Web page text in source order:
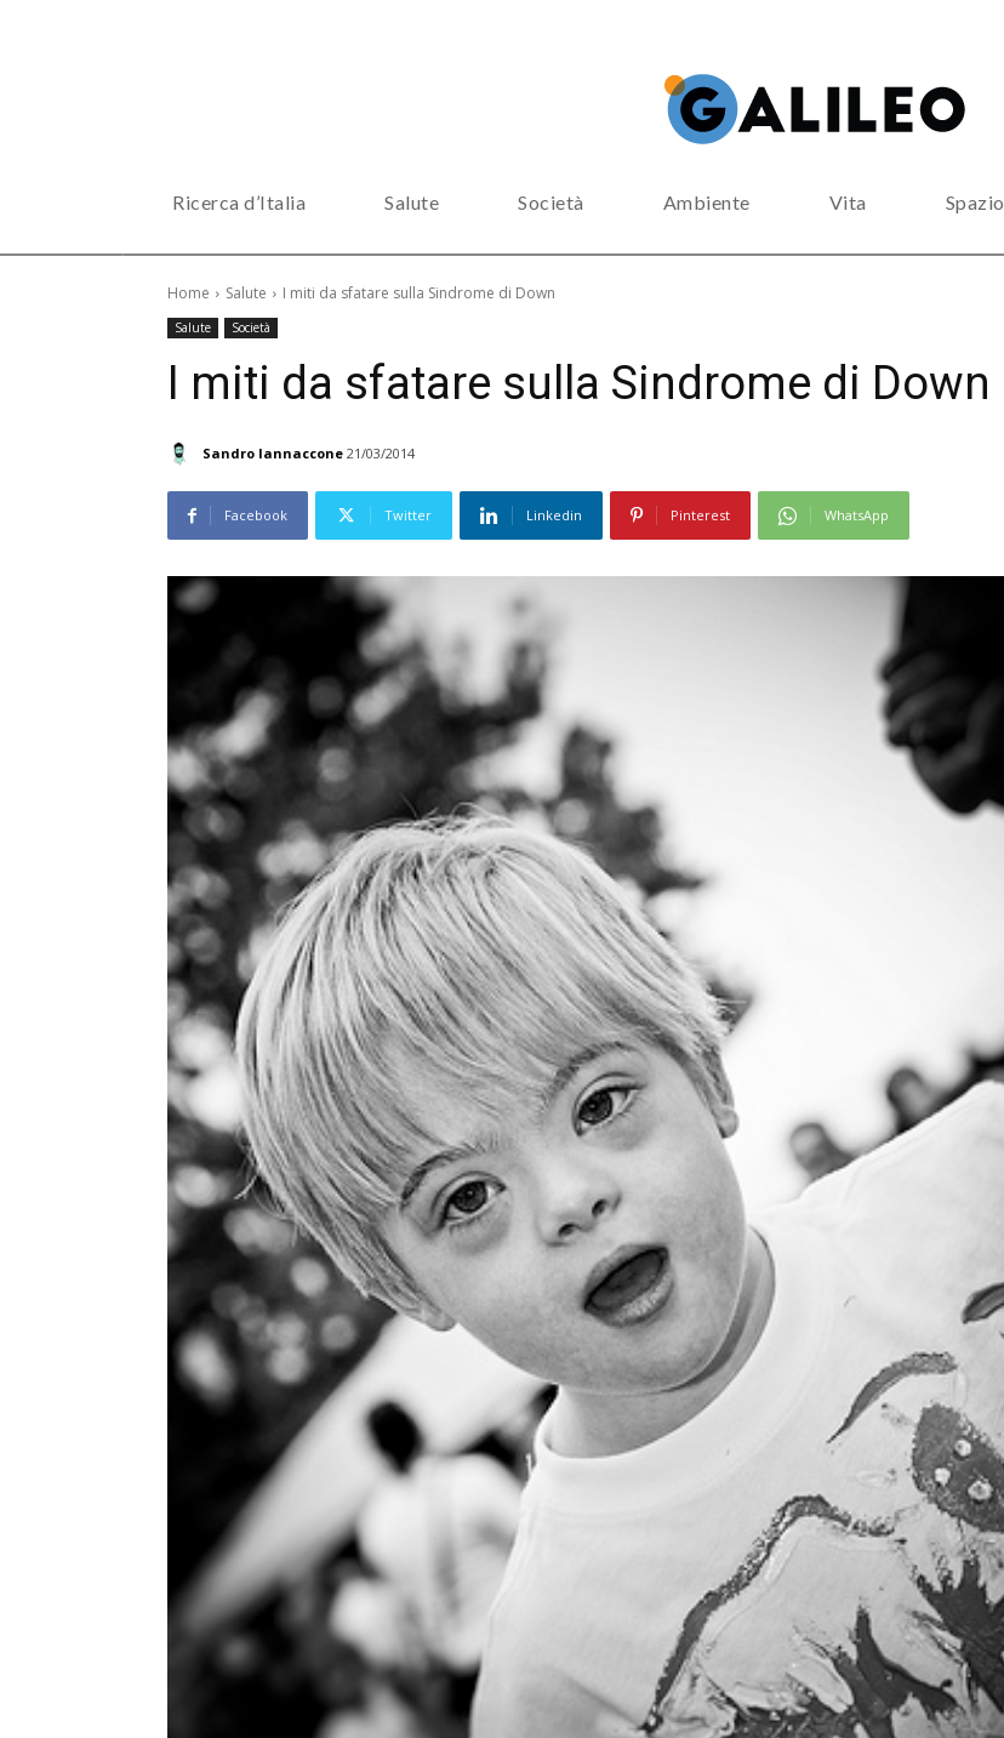
Ricerca d’Italia Salute Società Ambiente Vita Spazio
Home Salute I miti da sfatare sulla Sindrome di Down
Salute Società
I miti da sfatare sulla Sindrome di Down
Sandro Iannaccone 21/03/2014
Facebook Twitter Linkedin Pinterest WhatsApp